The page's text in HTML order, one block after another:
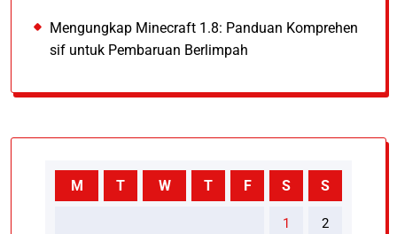
Mengungkap Minecraft 1.8: Panduan Komprehen
sif untuk Pembaruan Berlimpah
M T W T F S S
1 2